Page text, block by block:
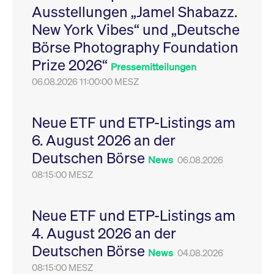
Ausstellungen „Jamel Shabazz.
New York Vibes“ und „Deutsche
Börse Photography Foundation
Prize 2026“ Pressemitteilungen
06.08.2026 11:00:00 MESZ
Neue ETF und ETP-Listings am
6. August 2026 an der
Deutschen Börse News 06.08.2026
08:15:00 MESZ
Neue ETF und ETP-Listings am
4. August 2026 an der
Deutschen Börse News 04.08.2026
08:15:00 MESZ
Leistung der Website
zu messen. Es handelt
sich um ein Muster-
Cookie, bei dem auf
das Präfix _pk_ses
eine kurze Reihe von
VISITOR_PRIVACY_METADATA
YouTube
.youtube.com
6
Monate
Dieses Cookie dient
Speicherung der
Einwilligungs- und
des Nutzers für ihre
Interaktion mit der
Sitzungen geehrt